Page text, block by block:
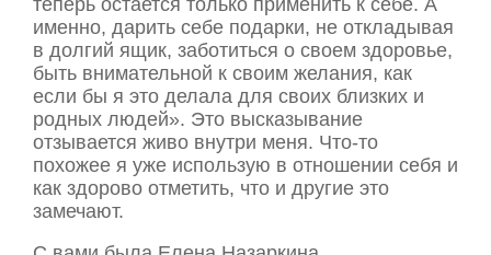
именно, дарить себе подарки, не откладывая
в долгий ящик, заботиться о своем здоровье,
быть внимательной к своим желания, как
если бы я это делала для своих близких и
родных людей». Это высказывание
отзывается живо внутри меня. Что-то
похожее я уже использую в отношении себя и
как здорово отметить, что и другие это
замечают.